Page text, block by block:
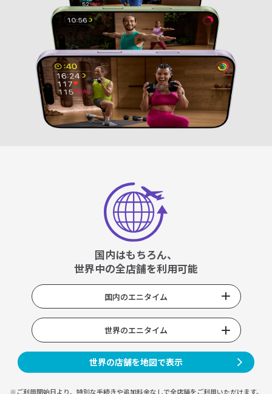
国内はもちろん、
世界中の全店舗を利用可能
国内のエニタイム
世界のエニタイム
世界の店舗を地図で表示
※ご利用開始日より、特別な手続きや追加料金なしで全店舗をご利用いただけます。